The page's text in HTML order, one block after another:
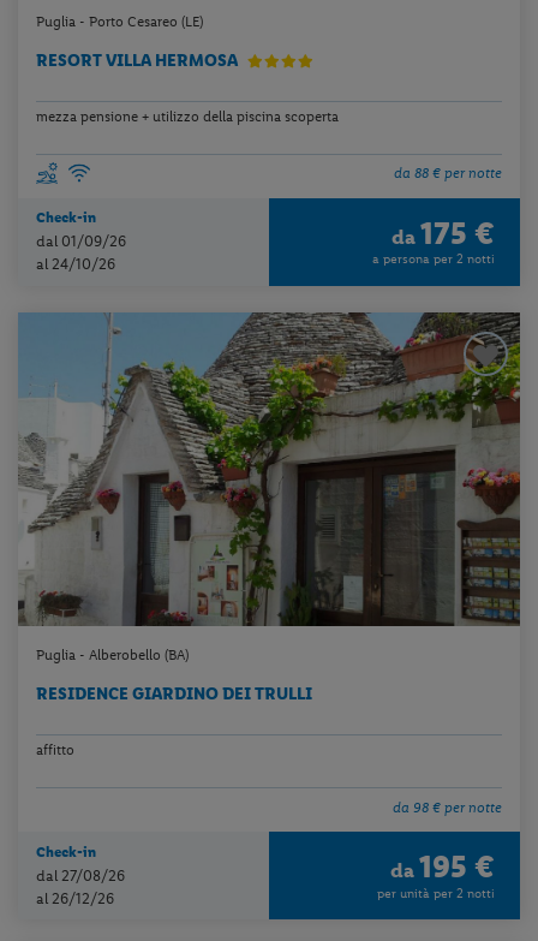
Puglia - Porto Cesareo (LE)
RESORT VILLA HERMOSA
mezza pensione + utilizzo della piscina scoperta
da 88 € per notte
Check-in
dal 01/09/26
al 24/10/26
da 175 €
a persona per 2 notti
Puglia - Alberobello (BA)
RESIDENCE GIARDINO DEI TRULLI
affitto
da 98 € per notte
Check-in
dal 27/08/26
al 26/12/26
da 195 €
per unità per 2 notti